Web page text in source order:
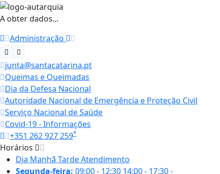
A obter dados...
Administração
junta@santacatarina.pt
Queimas e Queimadas
Dia da Defesa Nacional
Autoridade Nacional de Emergência e Proteção Civil
Serviço Nacional de Saúde
Covid-19 - Informações
+351 262 927 259*
Horários
Dia Manhã TardeAtendimento
Segunda-feira: 09:00 - 12:30 14:00 - 17:30-